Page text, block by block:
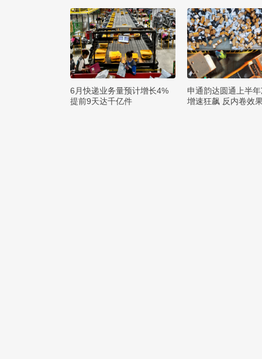
6月快递业务量预计增长4%
提前9天达千亿件
申通韵达圆通上半
增速狂飙 反内卷效